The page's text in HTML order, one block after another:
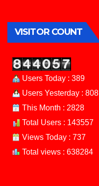
VISITOR COUNT
Users Today : 389
Users Yesterday : 808
This Month : 2828
Total Users : 143557
Views Today : 737
Total views : 638284